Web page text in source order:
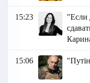
15:23
"Если
15:06